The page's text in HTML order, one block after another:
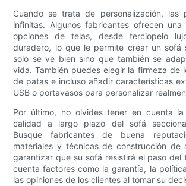
Cuando se trata de personalización, las
infinitas. Algunos fabricantes ofrecen
opciones de telas, desde terciopelo
duradero, lo que le permite crear un sofá
solo se ve bien sino que también se
vida. También puedes elegir la firmeza de
de patas e incluso añadir características
USB o portavasos para personalizar
Por último, no olvides tener en cuenta
calidad a largo plazo del sofá
Busque fabricantes de buena
materiales y técnicas de construcción de
garantizar que su sofá resistirá el paso del
cuenta factores como la garantía, la
las opiniones de los clientes al tomar su